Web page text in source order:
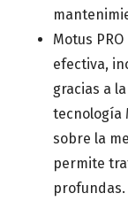
Motus
efectiva,
gracias a
tecnología
sobre la
permite
profundas.